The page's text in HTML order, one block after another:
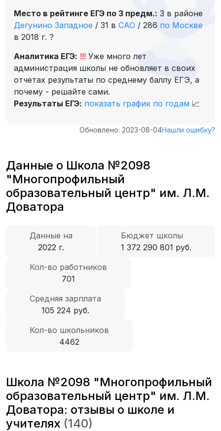
Место в рейтинге ЕГЭ по 3 предм.: 3 в районе
Дегунино Западное / 31 в САО / 286 по Москве
в 2018 г. ?
Аналитика ЕГЭ: !!! Уже много лет
администрация школы не обновляет в своих
отчетах результаты по среднему баллу ЕГЭ, а
почему - решайте сами.
Результаты ЕГЭ: показать график по годам 📈
Обновлено: 2023-08-04Нашли ошибку?
Данные о Школа №2098
"Многопрофильный
образовательный центр" им. Л.М.
Доватора
Данные на
2022 г.
Бюджет школы
1 372 290 801 руб.
Кол-во работников
701
Средняя зарплата
105 224 руб.
Кол-во школьников
4462
Школа №2098 "Многопрофильный
образовательный центр" им. Л.М.
Доватора: отзывы о школе и
учителях (140)